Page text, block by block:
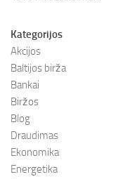
Kategorijos
Akcijos
Baltijos birža
Bankai
Biržos
Blog
Draudimas
Ekonomika
Energetika